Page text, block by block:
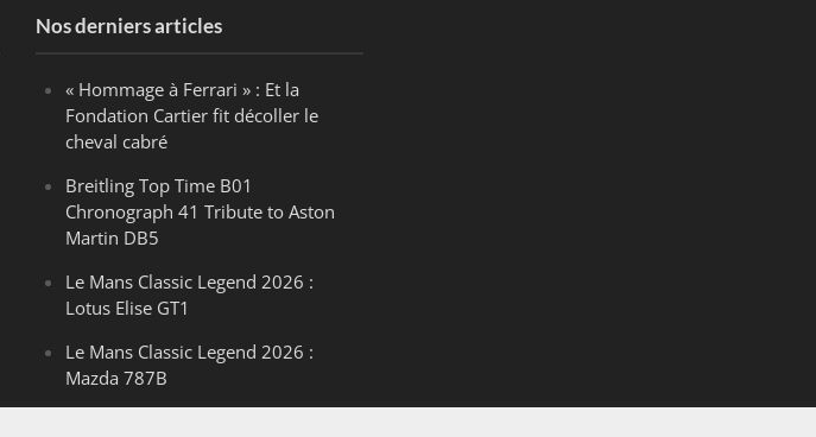
Nos derniers articles
« Hommage à Ferrari » : Et la
Fondation Cartier fit décoller le
cheval cabré
Breitling Top Time B01
Chronograph 41 Tribute to Aston
Martin DB5
Le Mans Classic Legend 2026 :
Lotus Elise GT1
Le Mans Classic Legend 2026 :
Mazda 787B